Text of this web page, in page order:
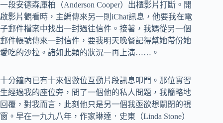
一段安德森庫柏（Anderson Cooper）出櫃影片打斷。開
啟影片觀看時，主編傳來另一則iChat訊息，他要我在電
子郵件檔案中找出一封過往信件。接著，我媽從另一個
郵件帳號傳來一封信件，要我明天晚餐記得幫她帶份她
愛吃的沙拉。諸如此類的狀況一再上演……。
十分鐘內已有十來個數位互動片段訊息叩門。那位實習
生經過我的座位旁，問了一個他的私人問題，我簡略地
回覆，對我而言，此刻他只是另一個我亟欲想關閉的視
窗。早在一九九八年，作家琳達．史東（Linda Stone）